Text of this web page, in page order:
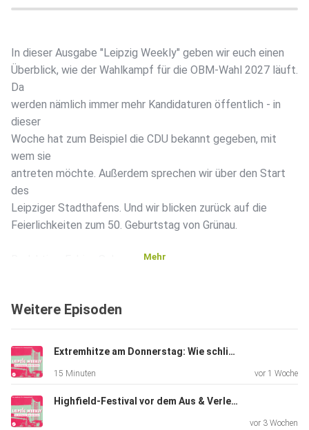
In dieser Ausgabe "Leipzig Weekly" geben wir euch einen
Überblick, wie der Wahlkampf für die OBM-Wahl 2027 läuft.
Da
werden nämlich immer mehr Kandidaturen öffentlich - in
dieser
Woche hat zum Beispiel die CDU bekannt gegeben, mit
wem sie
antreten möchte. Außerdem sprechen wir über den Start
des
Leipziger Stadthafens. Und wir blicken zurück auf die
Feierlichkeiten zum 50. Geburtstag von Grünau.
unseren
Social-Media-Kanälen vorbei:
Instagram: www.instagram.com/mephisto976
Mehr
Weitere Episoden
Extremhitze am Donnerstag: Wie schlimm war es für die Straßenbahnen, Menschen und Natur? (31.07.2026)
15 Minuten vor 1 Woche
Highfield-Festival vor dem Aus & Verletzter nach Tigerangriff verstorben (17.07.2026)
vor 3 Wochen